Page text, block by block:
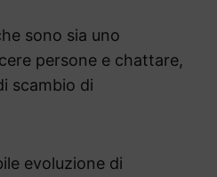
sono sia uno
persone e chattare,
scambio di
evoluzione di